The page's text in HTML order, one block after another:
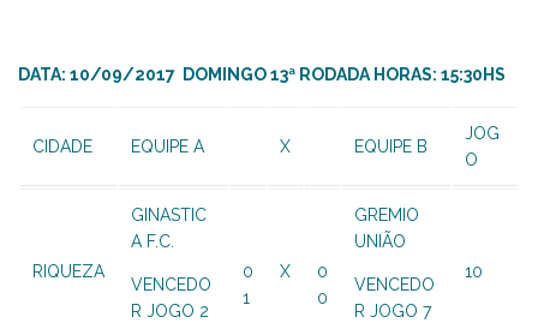
DATA: 10/09/2017 DOMINGO 13ª RODADA HORAS: 15:30HS
CIDADE EQUIPE A X EQUIPE B
JOG
O
RIQUEZA
GINASTIC
A F.C.
VENCEDO
R JOGO 2
0
1
X
0
0
GREMIO
UNIÃO
VENCEDO
R JOGO 7
10